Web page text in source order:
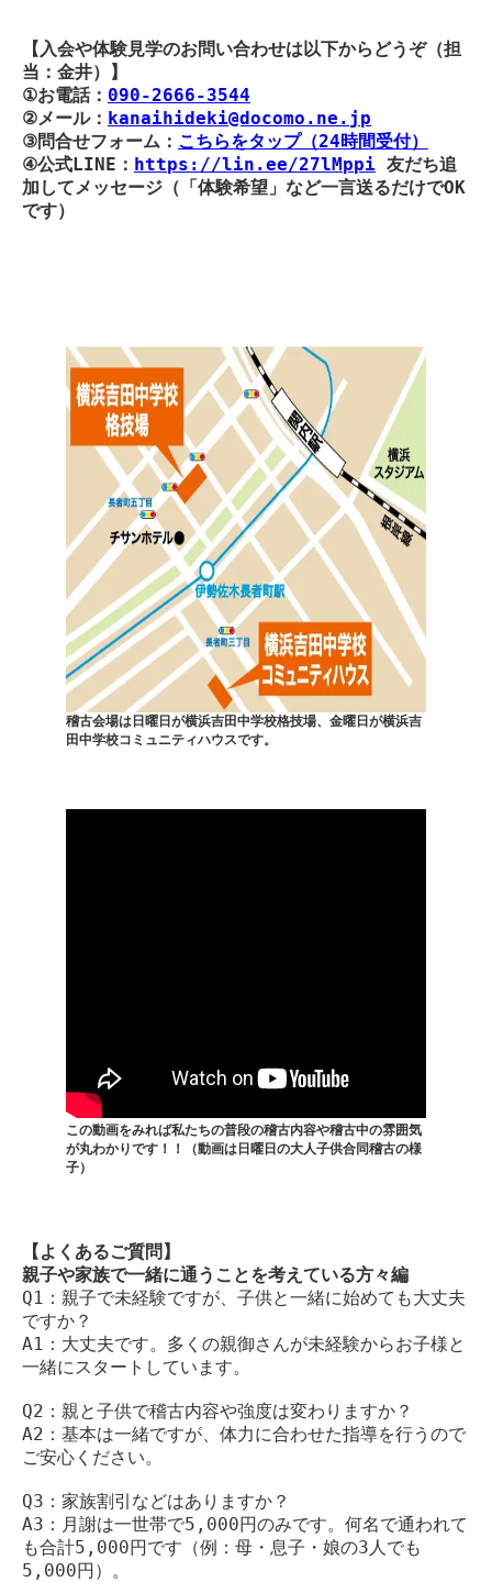
【入会や体験見学のお問い合わせは以下からどうぞ（担
当：金井）】
①お電話： 090-2666-3544
②メール： kanaihideki@docomo.ne.jp
③問合せフォーム： こちらをタップ（24時間受付）
④公式LINE： https://lin.ee/27lMppi 友だち追
加してメッセージ（「体験希望」など一言送るだけでOK
です）
稽古会場は日曜日が横浜吉田中学校格技場、金曜日が横浜吉
田中学校コミュニティハウスです。
この動画をみれば私たちの普段の稽古内容や稽古中の雰囲気
が丸わかりです！！（動画は日曜日の大人子供合同稽古の様
子）
【よくあるご質問】
親子や家族で一緒に通うことを考えている方々編
Q1：親子で未経験ですが、子供と一緒に始めても大丈夫
ですか？
A1：大丈夫です。多くの親御さんが未経験からお子様と
一緒にスタートしています。
Q2：親と子供で稽古内容や強度は変わりますか？
A2：基本は一緒ですが、体力に合わせた指導を行うので
ご安心ください。
Q3：家族割引などはありますか？
A3：月謝は一世帯で5,000円のみです。何名で通われて
も合計5,000円です（例：母・息子・娘の3人でも
5,000円）。